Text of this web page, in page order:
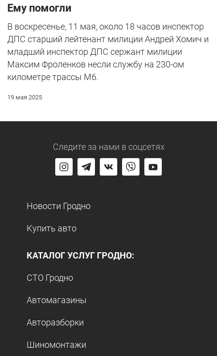
Ему помогли
В воскресенье, 11 мая, около 18 часов инспектор
ДПС старший лейтенант милиции Андрей Хомич и
младший инспектор ДПС сержант милиции
Максим Фроленков несли службу на 230-ом
километре трассы М6.
19 мая 2025
Следите за нами в соцсетях
Новости Гродно
Купить авто
КАТАЛОГ УСЛУГ ГРОДНО:
СТО Гродно
Автомагазины
Авторазборки
Шиномонтажи